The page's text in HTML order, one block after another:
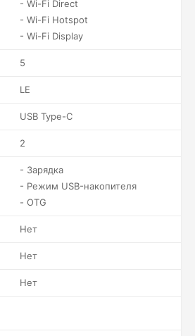
- Wi-Fi Direct
- Wi-Fi Hotspot
- Wi-Fi Display
5
LE
USB Type-C
2
- Зарядка
- Режим USB-накопителя
- OTG
Нет
Нет
Нет